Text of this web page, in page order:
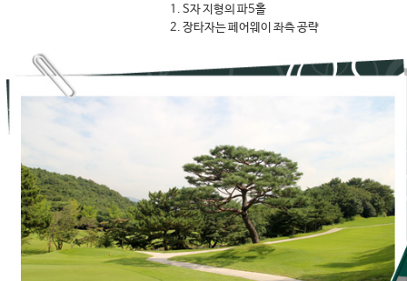
1. S자 지형의 파5홀
2. 장타자는 페어웨이 좌측 공략